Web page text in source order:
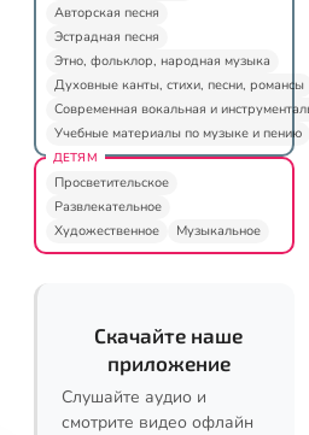
Авторская песня
Эстрадная песня
Этно, фольклор, народная музыка
Духовные канты, стихи, песни, романсы
Современная вокальная и
Учебные материалы по музыке и пению
ДЕТЯМ
Просветительское
Развлекательное
Художественное
Музыкальное
Скачайте наше
приложение
Слушайте аудио и
смотрите видео офлайн